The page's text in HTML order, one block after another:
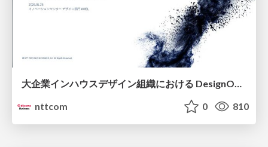
大企業インハウスデザイン組織における DesignOps改革の現在地 / DesignOps at Scale: Navigating Transformation in Large Enterprises
nttcom
0 810